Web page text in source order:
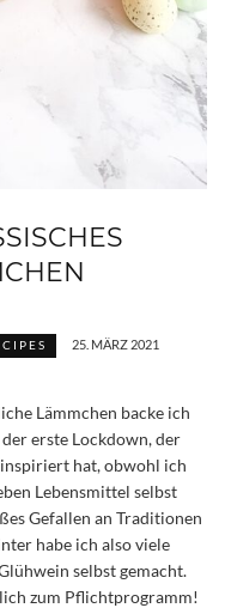
25. MÄRZ 2021
Lämmchen backe ich
erste Lockdown, der
hat, obwohl ich
Lebensmittel selbst
Gefallen an Traditionen
habe ich also viele
selbst gemacht.
zum Pflichtprogramm!